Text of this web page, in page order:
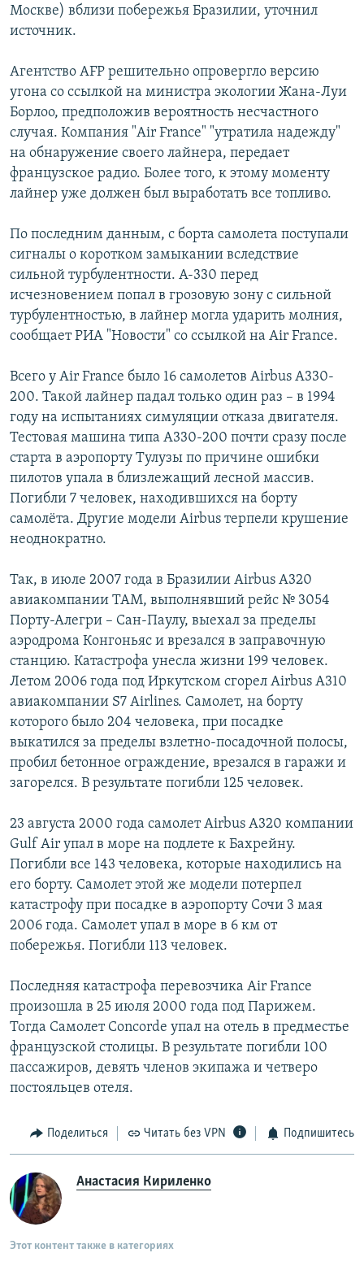
Москве) вблизи побережья Бразилии, уточнил
источник.
Агентство AFP решительно опровергло версию
угона со ссылкой на министра экологии Жана-Луи
Борлоо, предположив вероятность несчастного
случая. Компания "Air France" "утратила надежду"
на обнаружение своего лайнера, передает
французское радио. Более того, к этому моменту
лайнер уже должен был выработать все топливо.
По последним данным, с борта самолета поступали
сигналы о коротком замыкании вследствие
сильной турбулентности. А-330 перед
исчезновением попал в грозовую зону с сильной
турбулентностью, в лайнер могла ударить молния,
сообщает РИА "Новости" со ссылкой на Air France.
Всего у Air France было 16 самолетов Airbus A330-
200. Такой лайнер падал только один раз – в 1994
году на испытаниях симуляции отказа двигателя.
Тестовая машина типа A330-200 почти сразу после
старта в аэропорту Тулузы по причине ошибки
пилотов упала в близлежащий лесной массив.
Погибли 7 человек, находившихся на борту
самолёта. Другие модели Airbus терпели крушение
неоднократно.
Так, в июле 2007 года в Бразилии Airbus А320
авиакомпании ТАМ, выполнявший рейс № 3054
Порту-Алегри – Сан-Паулу, выехал за пределы
аэродрома Конгоньяс и врезался в заправочную
станцию. Катастрофа унесла жизни 199 человек.
Летом 2006 года под Иркутском сгорел Airbus A310
авиакомпании S7 Airlines. Самолет, на борту
которого было 204 человека, при посадке
выкатился за пределы взлетно-посадочной полосы,
пробил бетонное ограждение, врезался в гаражи и
загорелся. В результате погибли 125 человек.
23 августа 2000 года самолет Airbus А320 компании
Gulf Air упал в море на подлете к Бахрейну.
Погибли все 143 человека, которые находились на
его борту. Самолет этой же модели потерпел
катастрофу при посадке в аэропорту Сочи 3 мая
2006 года. Самолет упал в море в 6 км от
побережья. Погибли 113 человек.
Последняя катастрофа перевозчика Air France
произошла в 25 июля 2000 года под Парижем.
Тогда Самолет Concorde упал на отель в предместье
французской столицы. В результате погибли 100
пассажиров, девять членов экипажа и четверо
постояльцев отеля.
Поделиться Читать без VPN Подпишитесь
Анастасия Кириленко
Этот контент также в категориях